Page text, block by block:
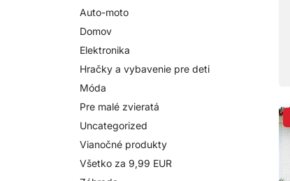
Auto-moto
Domov
Elektronika
Hračky a vybavenie pre deti
Móda
Pre malé zvieratá
Uncategorized
Vianočné produkty
Všetko za 9,99 EUR